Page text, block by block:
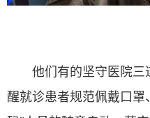
他们有的坚守医院
醒就诊患者规范佩戴口罩